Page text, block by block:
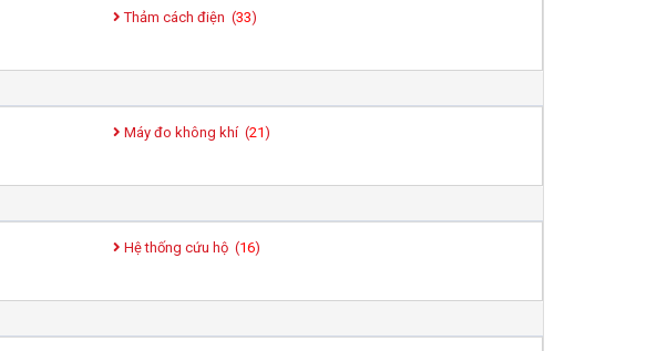
Thảm cách điện (33)
Máy đo không khí (21)
Hệ thống cứu hộ (16)